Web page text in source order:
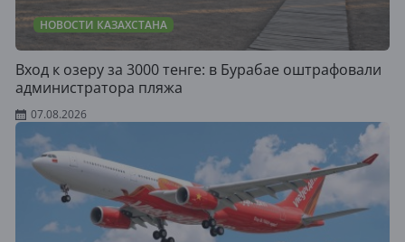
НОВОСТИ КАЗАХСТАНА
Вход к озеру за 3000 тенге: в Бурабае оштрафовали
администратора пляжа
07.08.2026